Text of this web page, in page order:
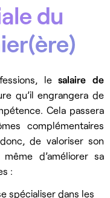
du
lesalaire de
qu’il engrangera de
Cela passera
complémentaires
de valoriser son
d’améliorer sa
:
spécialiser dans les